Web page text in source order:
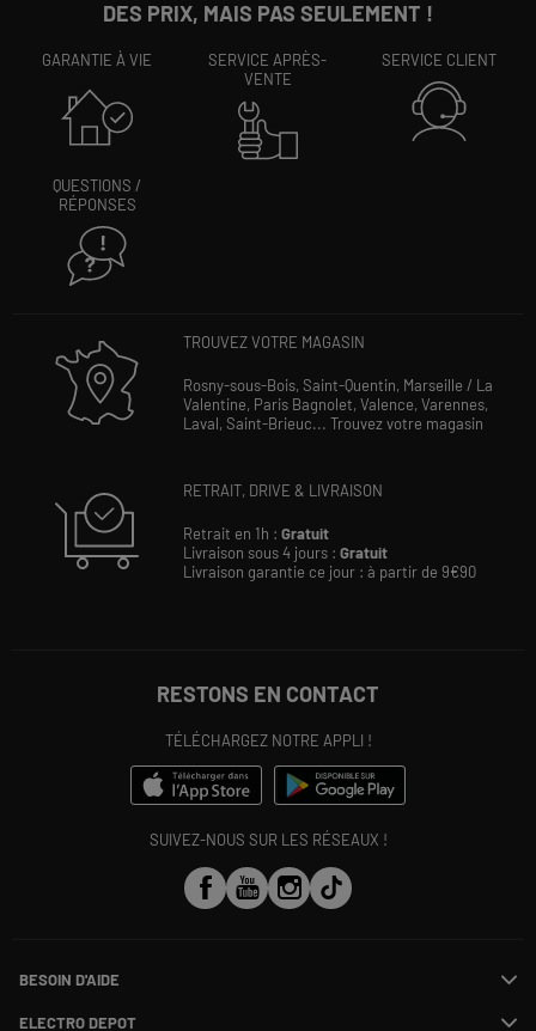
DES PRIX, MAIS PAS SEULEMENT !
GARANTIE À VIE
SERVICE APRÈS-
VENTE
SERVICE CLIENT
QUESTIONS /
RÉPONSES
TROUVEZ VOTRE MAGASIN
Rosny-sous-Bois, Saint-Quentin, Marseille / La
Valentine, Paris Bagnolet, Valence, Varennes,
Laval, Saint-Brieuc... Trouvez votre magasin
RETRAIT, DRIVE & LIVRAISON
Retrait en 1h : Gratuit
Livraison sous 4 jours : Gratuit
Livraison garantie ce jour : à partir de 9€90
RESTONS EN CONTACT
TÉLÉCHARGEZ NOTRE APPLI !
SUIVEZ-NOUS SUR LES RÉSEAUX !
BESOIN D'AIDE
ELECTRO DEPOT